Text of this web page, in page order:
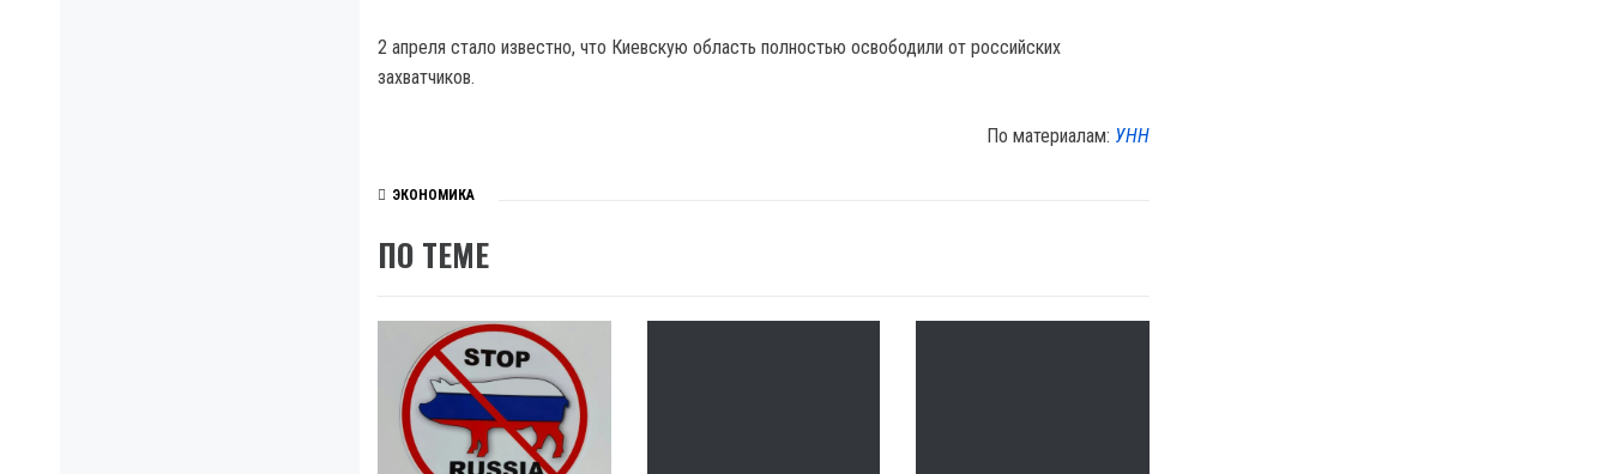
2 апреля стало известно, что Киевскую область полностью освободили от российских
захватчиков.
По материалам: УНН
ЭКОНОМИКА
ПО ТЕМЕ